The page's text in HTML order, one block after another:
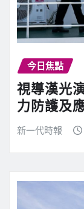
今日焦點
視導漢光
力防護及
新一代時報